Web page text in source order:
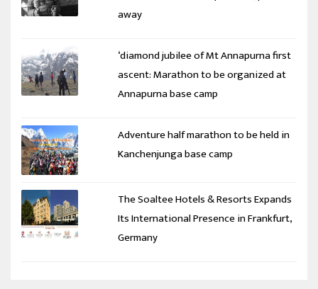
away
‘diamond jubilee of Mt Annapurna first
ascent: Marathon to be organized at
Annapurna base camp
Adventure half marathon to be held in
Kanchenjunga base camp
The Soaltee Hotels & Resorts Expands
Its International Presence in Frankfurt,
Germany